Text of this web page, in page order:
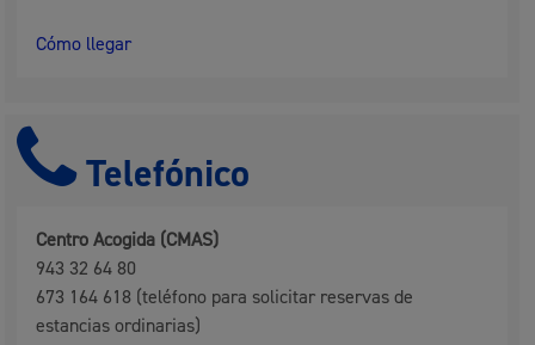
Cómo llegar
Telefónico
Centro Acogida (CMAS)
943 32 64 80
673 164 618 (teléfono para solicitar reservas de
estancias ordinarias)